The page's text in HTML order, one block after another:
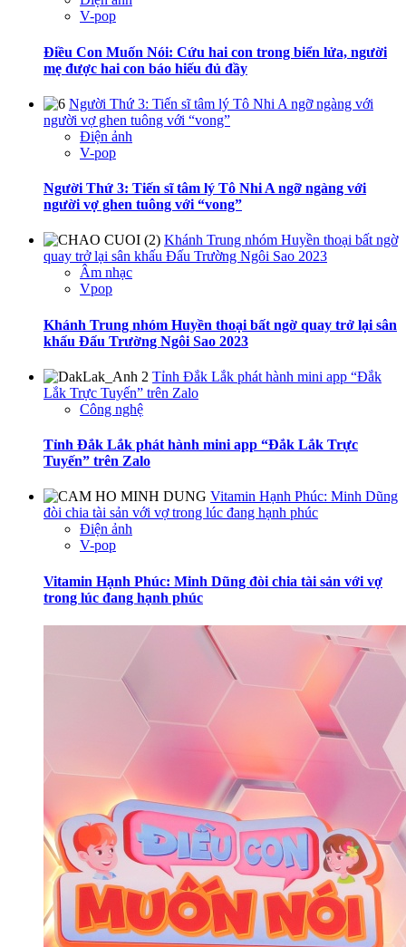
V-pop
Điều Con Muốn Nói: Cứu hai con trong biển lửa, người
mẹ được hai con báo hiếu đủ đầy
Người Thứ 3: Tiến sĩ tâm lý Tô Nhi A ngỡ ngàng với
người vợ ghen tuông với “vong”
Điện ảnh
V-pop
Người Thứ 3: Tiến sĩ tâm lý Tô Nhi A ngỡ ngàng với
người vợ ghen tuông với “vong”
Khánh Trung nhóm Huyền thoại bất ngờ
quay trở lại sân khấu Đấu Trường Ngôi Sao 2023
Âm nhạc
Vpop
Khánh Trung nhóm Huyền thoại bất ngờ quay trở lại sân
khấu Đấu Trường Ngôi Sao 2023
Tỉnh Đắk Lắk phát hành mini app “Đắk
Lắk Trực Tuyến” trên Zalo
Công nghệ
Tỉnh Đắk Lắk phát hành mini app “Đắk Lắk Trực
Tuyến” trên Zalo
Vitamin Hạnh Phúc: Minh Dũng
đòi chia tài sản với vợ trong lúc đang hạnh phúc
Điện ảnh
V-pop
Vitamin Hạnh Phúc: Minh Dũng đòi chia tài sản với vợ
trong lúc đang hạnh phúc